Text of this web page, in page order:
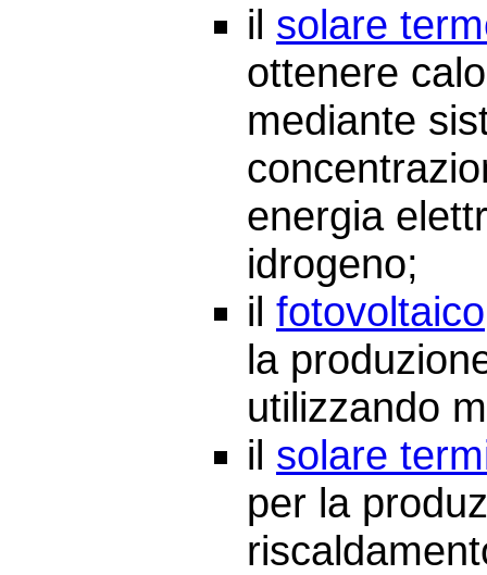
il solare
ottenere
mediante
energia
idrogeno;
il fotovoltaico
la
utilizzando
il solare
per la